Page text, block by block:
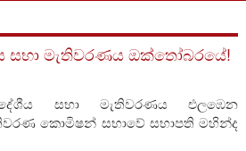
සභා මැතිවරණය ඔක්තෝබරයේ!
සභා මැතිවරණය එලඹෙන
කොමිෂන් සභාවේ සභාපති මහින්ද